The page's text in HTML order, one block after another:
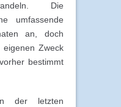
Die
umfassende
an, doch
Zweck
bestimmt
der letzten